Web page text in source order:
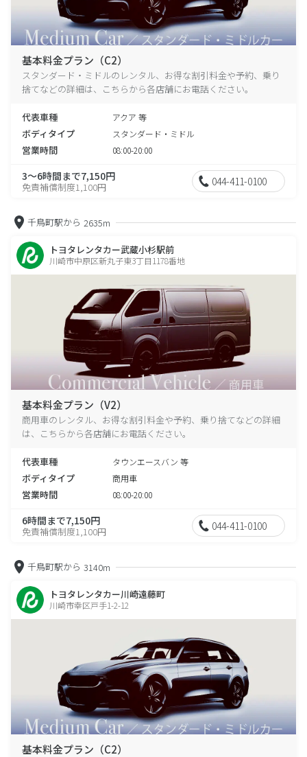
基本料金プラン（C2）
スタンダード・ミドルのレンタル、お得な割引料金や予約、乗り
捨てなどの詳細は、こちらから各店舗にお電話ください。
代表車種 アクア 等
ボディタイプ スタンダード・ミドル
営業時間 08:00-20:00
3～6時間まで7,150円
免責補償制度1,100円 044-411-0100
千鳥町駅から 2635m
トヨタレンタカー武蔵小杉駅前
川崎市中原区新丸子東3丁目1178番地
基本料金プラン（V2）
商用車のレンタル、お得な割引料金や予約、乗り捨てなどの詳細
は、こちらから各店舗にお電話ください。
代表車種 タウンエースバン 等
ボディタイプ 商用車
営業時間 08:00-20:00
6時間まで7,150円
免責補償制度1,100円 044-411-0100
千鳥町駅から 3140m
トヨタレンタカー川崎遠藤町
川崎市幸区戸手1-2-12
基本料金プラン（C2）